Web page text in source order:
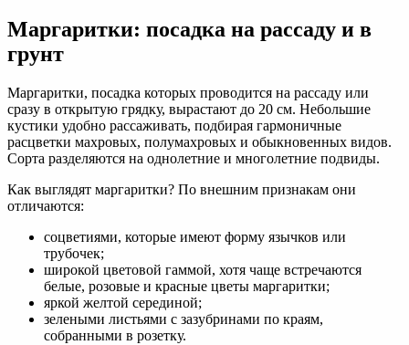
Маргаритки: посадка на рассаду и в
грунт
Маргаритки, посадка которых проводится на рассаду или
сразу в открытую грядку, вырастают до 20 см. Небольшие
кустики удобно рассаживать, подбирая гармоничные
расцветки махровых, полумахровых и обыкновенных видов.
Сорта разделяются на однолетние и многолетние подвиды.
Как выглядят маргаритки? По внешним признакам они
отличаются:
соцветиями, которые имеют форму язычков или
трубочек;
широкой цветовой гаммой, хотя чаще встречаются
белые, розовые и красные цветы маргаритки;
яркой желтой серединой;
зелеными листьями с зазубринами по краям,
собранными в розетку.